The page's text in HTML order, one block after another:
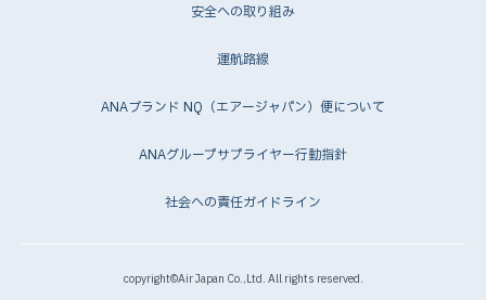
安全への取り組み
運航路線
ANAブランド NQ（エアージャパン）便について
ANAグループサプライヤー行動指針
社会への責任ガイドライン
copyright©Air Japan Co.,Ltd. All rights reserved.